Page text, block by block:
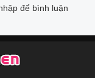
để bình luận